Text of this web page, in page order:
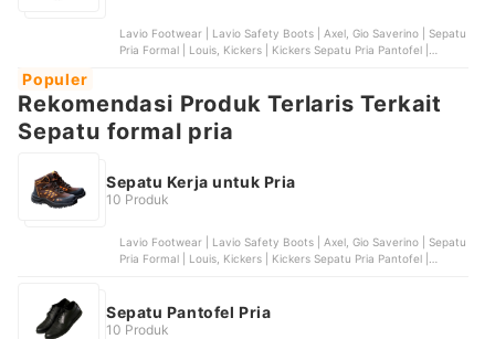
Lavio Footwear | Lavio Safety Boots | Axel, Gio Saverino | Sepatu
Pria Formal | Louis, Kickers | Kickers Sepatu Pria Pantofel |
Populer
Rekomendasi Produk Terlaris Terkait
Sepatu formal pria
Sepatu Kerja untuk Pria
10 Produk
Lavio Footwear | Lavio Safety Boots | Axel, Gio Saverino | Sepatu
Pria Formal | Louis, Kickers | Kickers Sepatu Pria Pantofel |
Sepatu Pantofel Pria
10 Produk